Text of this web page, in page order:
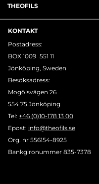
THEOFILS
KONTAKT
Postadress:
BOX 1009 551 11
Jönköping, Sweden
Besöksadress:
Mogölsvägen 26
554 75 Jönköping
Tel: +46 (0)10-178 13 00
Epost: info@theofils.se
Org. nr 556154-8925
Bankgironummer 835-7378